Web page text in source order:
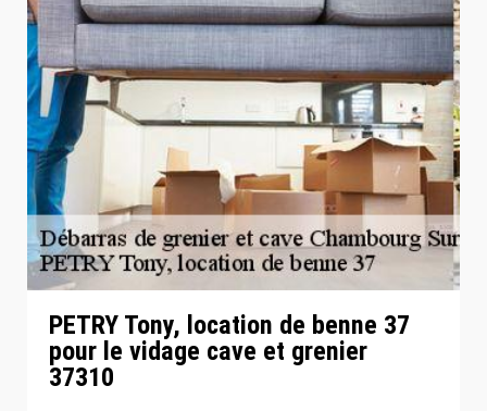
PETRY Tony, location de benne 37
pour le vidage cave et grenier
37310